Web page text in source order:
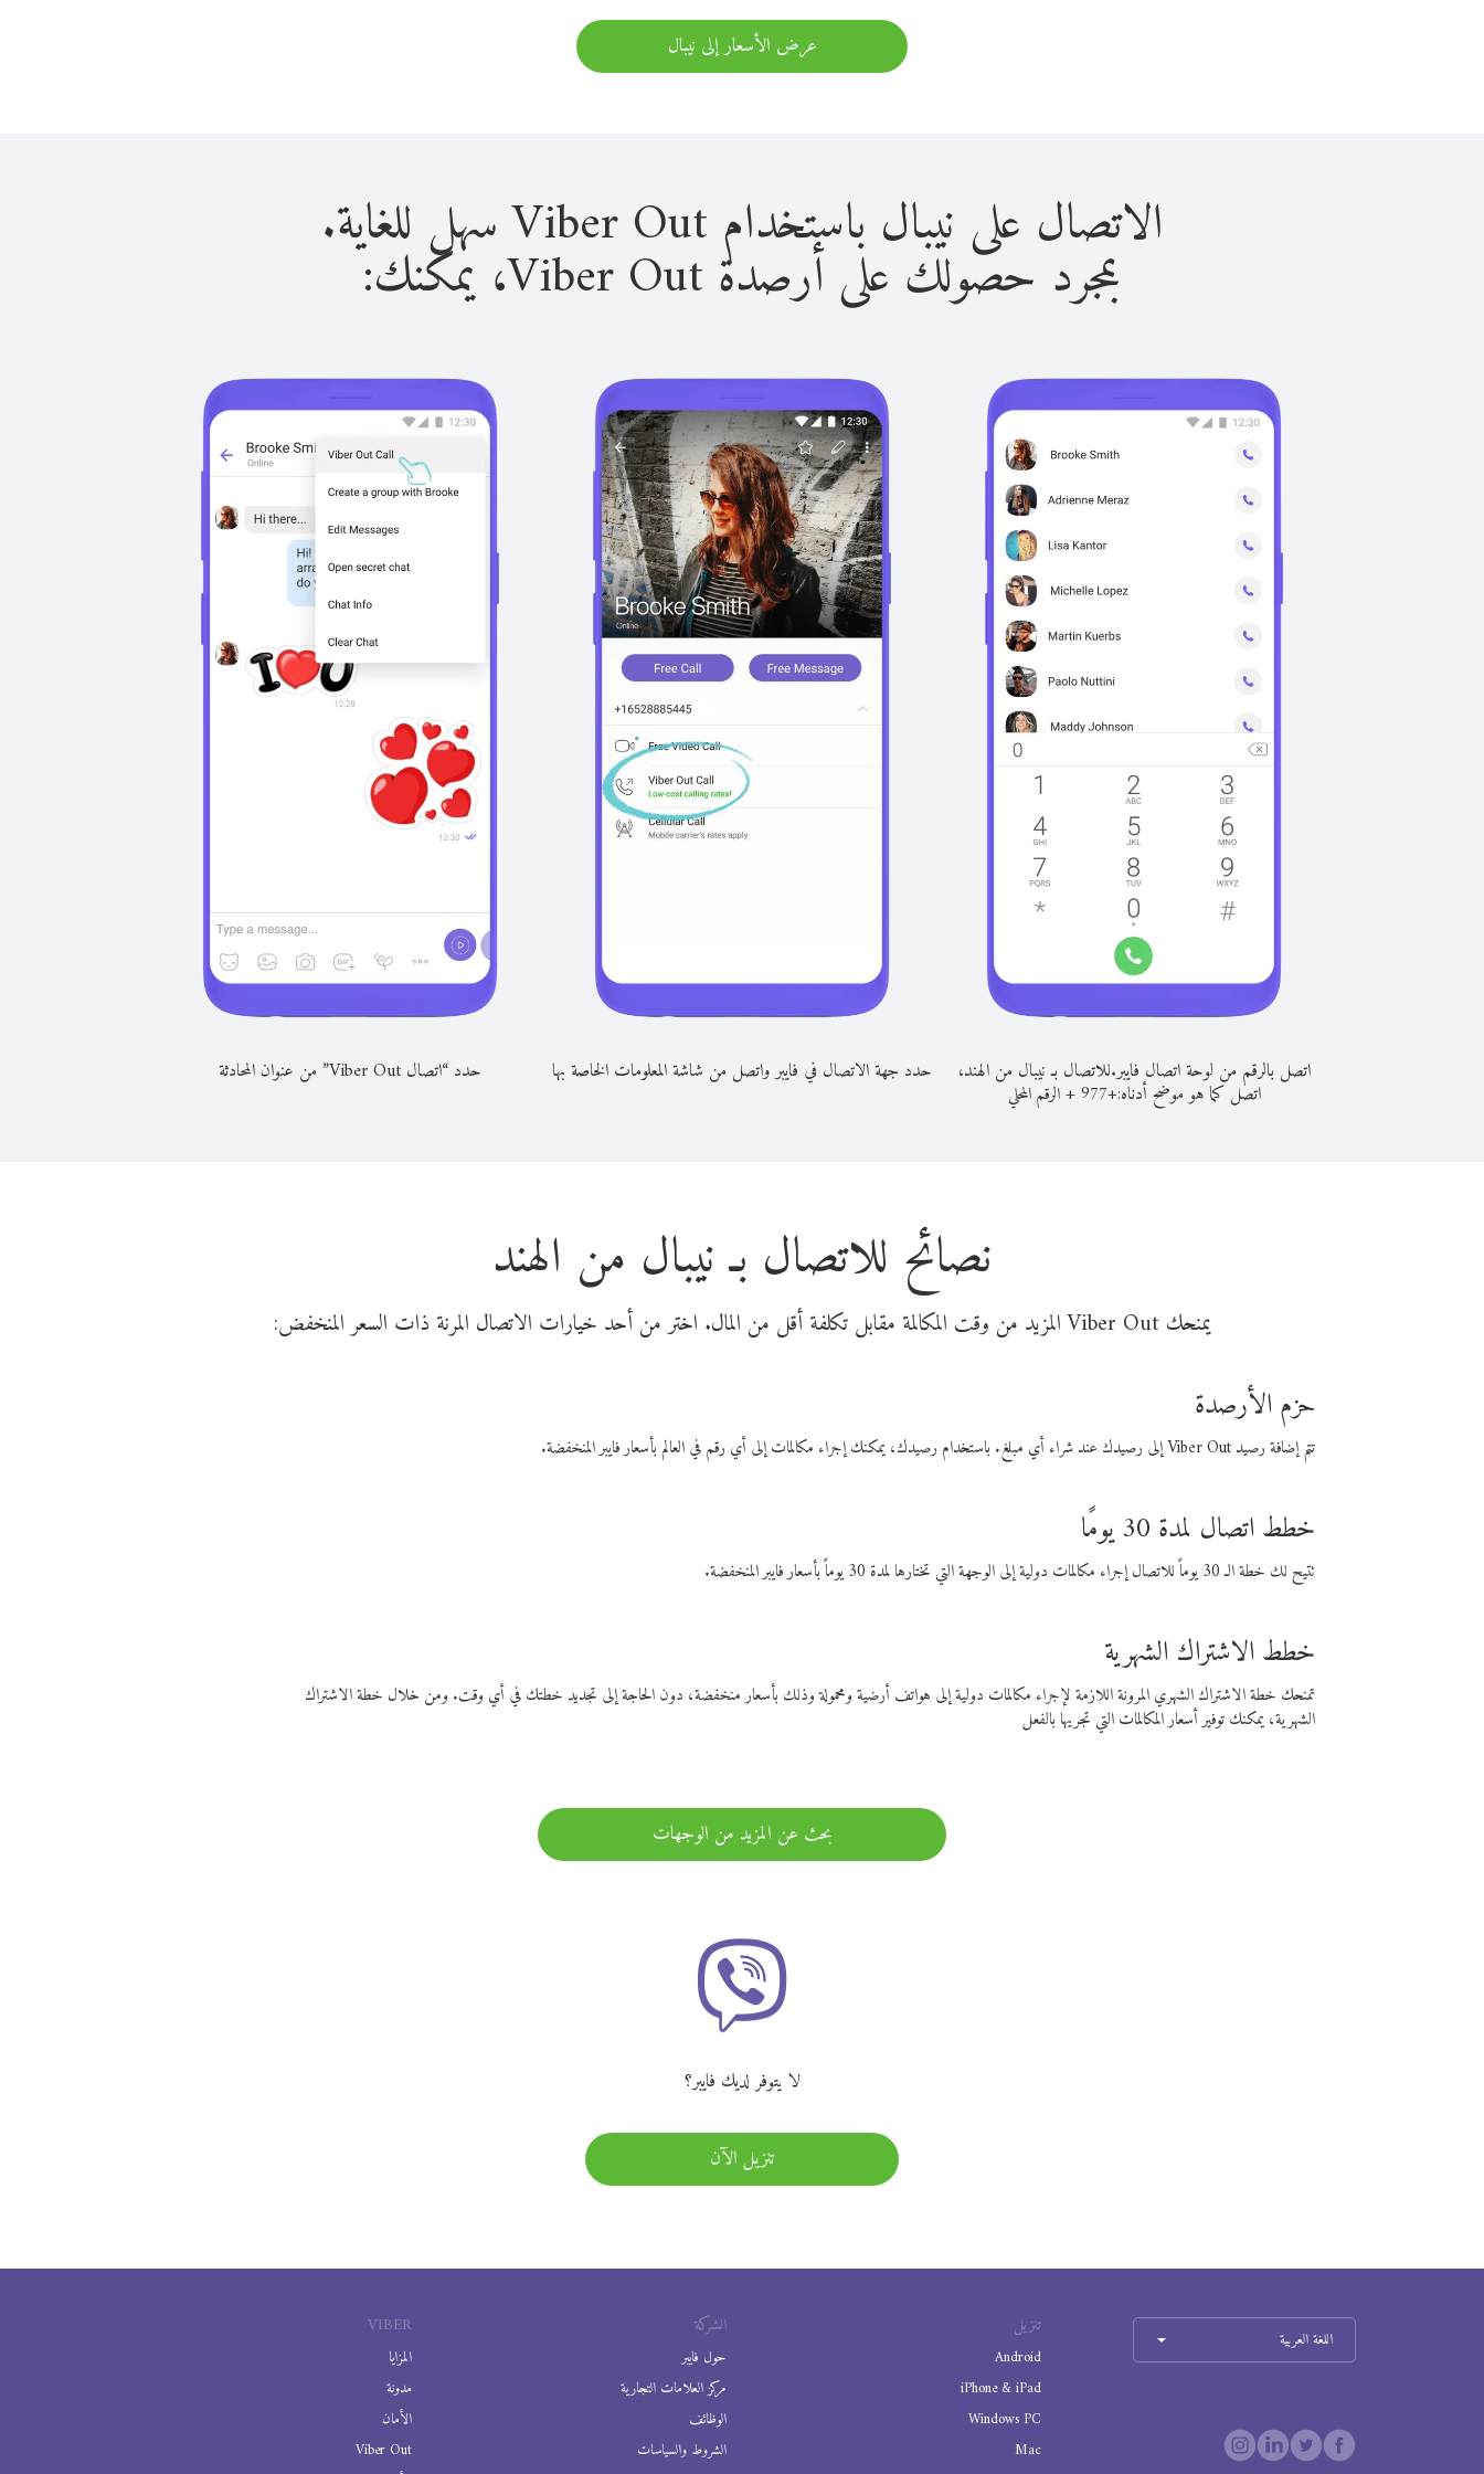
عرض الأسعار إلى نيبال
الاتصال على نيبال باستخدام Viber Out سهل للغاية.
بمجرد حصولك على أرصدة Viber Out، يمكنك:
اتصل بالرقم من لوحة اتصال فايبر.للاتصال بـ نيبال من الهند،
اتصل كما هو موضح أدناه:+
977
+الرقم المحلي
حدد جهة الاتصال في فايبر واتصل من شاشة المعلومات الخاصة بها حدد “اتصال Viber Out” من عنوان المحادثة
نصائح للاتصال بـ نيبال من الهند
يمنحك Viber Out المزيد من وقت المكالمة مقابل تكلفة أقل من المال. اختر من أحد خيارات الاتصال المرنة ذات السعر المنخفض:
حزم الأرصدة
تتم إضافة رصيد Viber Out إلى رصيدك عند شراء أي مبلغ. باستخدام رصيدك، يمكنك إجراء مكالمات إلى أي رقم في العالم بأسعار فايبر المنخفضة.
خطط اتصال لمدة 30 يومًا
تتيح لك خطة الـ 30 يوماً للاتصال إجراء مكالمات دولية إلى الوجهة التي تختارها لمدة 30 يوماً بأسعار فايبر المنخفضة.
خطط الاشتراك الشهرية
تمنحك خطة الاشتراك الشهري المرونة اللازمة لإجراء مكالمات دولية إلى هواتف أرضية ومحمولة وذلك بأسعار منخفضة، دون الحاجة إلى تجديد خطتك في أي وقت. ومن خلال خطة الاشتراك
الشهرية، يمكنك توفير أسعار المكالمات التي تجريها بالفعل
بحث عن المزيد من الوجهات
لا يتوفر لديك فايبر؟
تنزيل الآن
VIBER
المزايا
مدونة
الأمان
Viber Out
الشركة
حول فايبر
مركز العلامات التجارية
الوظائف
الشروط والسياسات
تنزيل
Android
iPhone & iPad
Windows PC
Mac
اللغة العربية